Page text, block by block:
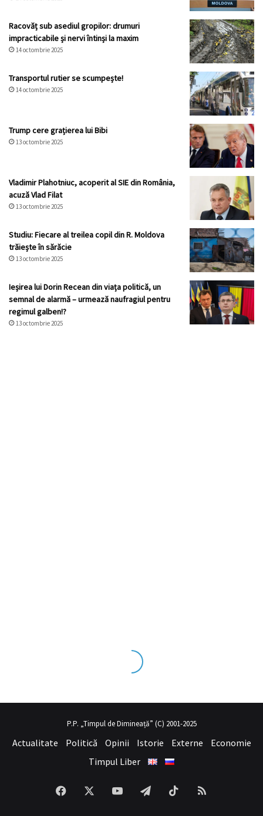
Racovăț sub asediul gropilor: drumuri
impracticabile și nervi întinși la maxim
14 octombrie 2025
Transportul rutier se scumpește!
14 octombrie 2025
Trump cere grațierea lui Bibi
13 octombrie 2025
Vladimir Plahotniuc, acoperit al SIE din România,
acuză Vlad Filat
13 octombrie 2025
Studiu: Fiecare al treilea copil din R. Moldova
trăiește în sărăcie
13 octombrie 2025
Ieșirea lui Dorin Recean din viața politică, un
semnal de alarmă – urmează naufragiul pentru
regimul galben!?
13 octombrie 2025
tecrübesinin ve üstsex izleseviye olduğu dışarıdan
P.P. „Timpul de Dimineață” (C) 2001-2025
Actualitate Politică Opinii Istorie Externe
Economie
Timpul Liber
Facebook YouTubeTelegramTikTokRSS